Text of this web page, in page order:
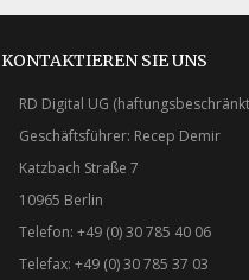
KONTAKTIEREN SIE UNS
RD Digital UG
Geschäftsführer: Recep Demir
Katzbach Straße 7
10965 Berlin
Telefon: +49 (0) 30 785 40 06
Telefax: +49 (0) 30 785 37 03